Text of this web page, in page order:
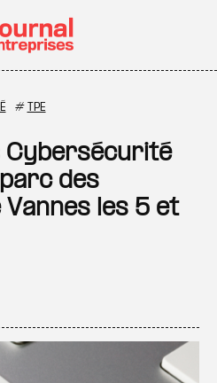
# TPE
Cybersécurité
des
les 5 et